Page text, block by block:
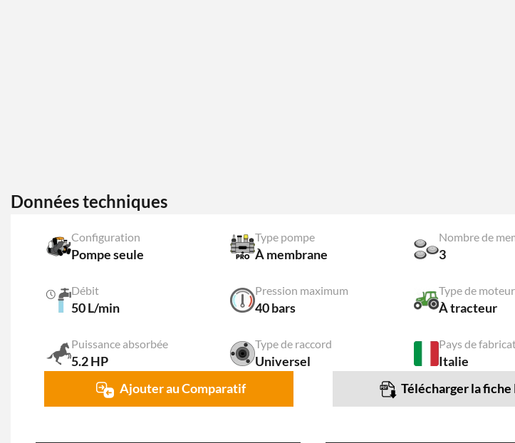
Données techniques
Configuration
Pompe seule
Type pompe
À membrane
Nombre de
3
Débit
50 L/min
Pression maximum
40 bars
Type de moteur
À tracteur
Puissance absorbée
5.2 HP
Type de raccord
Universel
Pays de
Italie
Ajouter au Comparatif Télécharger la fiche